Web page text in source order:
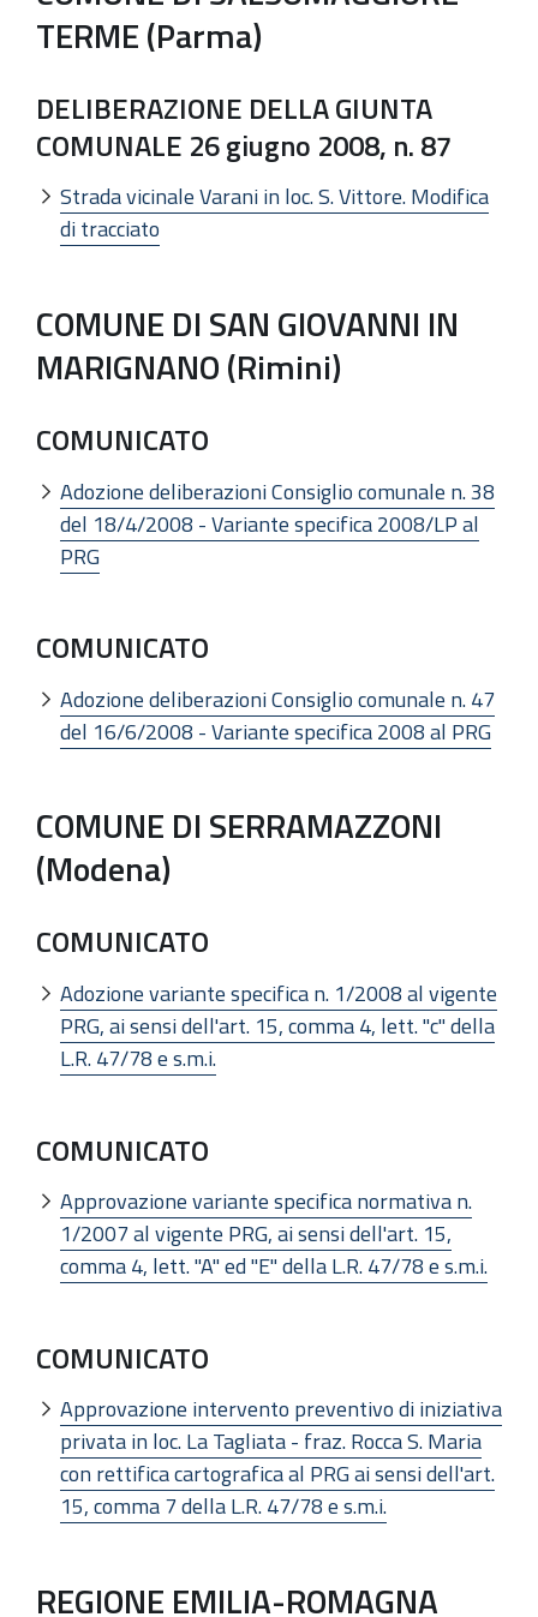
TERME (Parma)
DELIBERAZIONE DELLA GIUNTA
COMUNALE 26 giugno 2008, n. 87
Strada vicinale Varani in loc. S. Vittore. Modifica
di tracciato
COMUNE DI SAN GIOVANNI IN
MARIGNANO (Rimini)
COMUNICATO
Adozione deliberazioni Consiglio comunale n. 38
del 18/4/2008 - Variante specifica 2008/LP al
PRG
COMUNICATO
Adozione deliberazioni Consiglio comunale n. 47
del 16/6/2008 - Variante specifica 2008 al PRG
COMUNE DI SERRAMAZZONI
(Modena)
COMUNICATO
Adozione variante specifica n. 1/2008 al vigente
PRG, ai sensi dell'art. 15, comma 4, lett. "c" della
L.R. 47/78 e s.m.i.
COMUNICATO
Approvazione variante specifica normativa n.
1/2007 al vigente PRG, ai sensi dell'art. 15,
comma 4, lett. "A" ed "E" della L.R. 47/78 e s.m.i.
COMUNICATO
Approvazione intervento preventivo di iniziativa
privata in loc. La Tagliata - fraz. Rocca S. Maria
con rettifica cartografica al PRG ai sensi dell'art.
15, comma 7 della L.R. 47/78 e s.m.i.
REGIONE EMILIA-ROMAGNA